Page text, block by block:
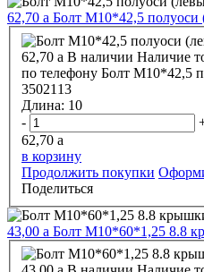
62,70 a Болт М10*42,5 полуоси
62,70 a В наличии Наличие
по телефону Болт М10*42,5
3502113
Длина: 10
-
62,70 a
в корзину
Продолжить покупки
Поделиться
43,00 a Болт М10*60*1,25 8.8